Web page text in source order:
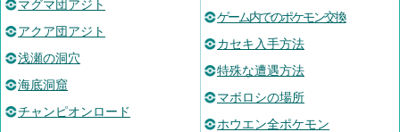
マグマ団アジト
アクア団アジト
浅瀬の洞穴
海底洞窟
チャンピオンロード
ゲーム内でのポケモン交換
カセキ入手方法
特殊な遭遇方法
マボロシの場所
ホウエン全ポケモン